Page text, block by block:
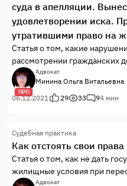
суда в апелляции.
удовлетворении иска.
утратившими право на
Статья о том, какие
рассмотрении гражданских
ПРО
Адвокат
Минина Ольга Витальевна
06.12.2021
29 33 94 мин
Судебная практика
Как отстоять свои
Статья о том, как не дать
жилищные условия при
Адвокат